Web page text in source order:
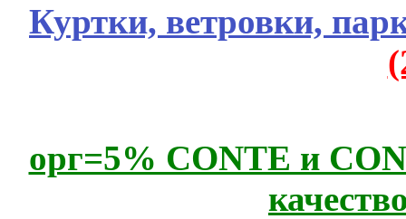
Куртки, ветровки,
орг=5% CONTE и